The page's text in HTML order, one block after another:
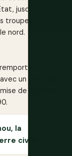
jusqu'à sa
troupes
nord.
un peu plus
de la famille
la
civile